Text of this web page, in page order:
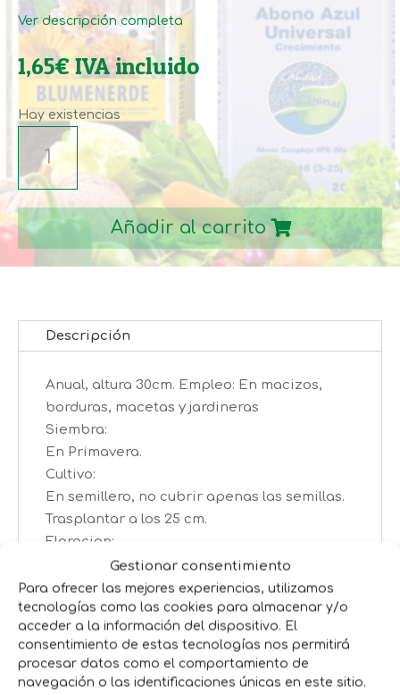
Gestionar consentimiento
Para ofrecer las mejores experiencias, utilizamos
tecnologías como las cookies para almacenar y/o
acceder a la información del dispositivo. El
consentimiento de estas tecnologías nos permitirá
procesar datos como el comportamiento de
navegación o las identificaciones únicas en este sitio.
Ver descripción completa
1,65€ IVA incluido
Hay existencias
SEMILLAS
PETUNIA
PENDULA
LOS
BALCONES
cantidad
Añadir al carrito
Descripción
Anual, altura 30cm. Empleo: En macizos,
borduras, macetas y jardineras
Siembra:
En Primavera.
Cultivo:
En semillero, no cubrir apenas las semillas.
Trasplantar a los 25 cm.
Floracion:
Abundante y continuada durante el verano y
otoño
Productos relacionados